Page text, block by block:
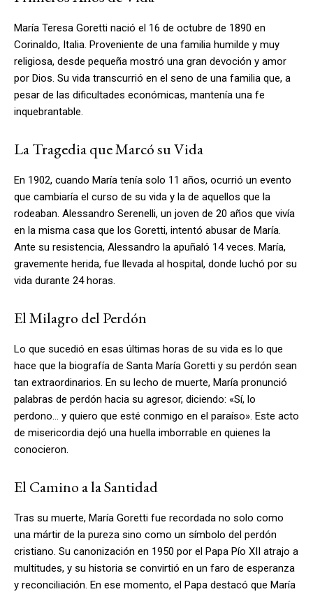
María Teresa Goretti nació el 16 de octubre de 1890 en
Corinaldo, Italia. Proveniente de una familia humilde y muy
religiosa, desde pequeña mostró una gran devoción y amor
por Dios. Su vida transcurrió en el seno de una familia que, a
pesar de las dificultades económicas, mantenía una fe
inquebrantable.
La Tragedia que Marcó su Vida
En 1902, cuando María tenía solo 11 años, ocurrió un evento
que cambiaría el curso de su vida y la de aquellos que la
rodeaban. Alessandro Serenelli, un joven de 20 años que vivía
en la misma casa que los Goretti, intentó abusar de María.
Ante su resistencia, Alessandro la apuñaló 14 veces. María,
gravemente herida, fue llevada al hospital, donde luchó por su
vida durante 24 horas.
El Milagro del Perdón
Lo que sucedió en esas últimas horas de su vida es lo que
hace que la biografía de Santa María Goretti y su perdón sean
tan extraordinarios. En su lecho de muerte, María pronunció
palabras de perdón hacia su agresor, diciendo: «Sí, lo
perdono… y quiero que esté conmigo en el paraíso». Este acto
de misericordia dejó una huella imborrable en quienes la
conocieron.
El Camino a la Santidad
Tras su muerte, María Goretti fue recordada no solo como
una mártir de la pureza sino como un símbolo del perdón
cristiano. Su canonización en 1950 por el Papa Pío XII atrajo a
multitudes, y su historia se convirtió en un faro de esperanza
y reconciliación. En ese momento, el Papa destacó que María